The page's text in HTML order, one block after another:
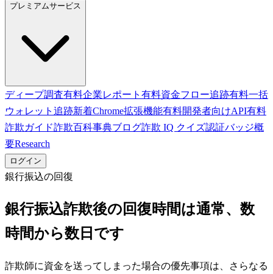
プレミアムサービス
ディープ調査有料企業レポート 有料資金フロー追跡有料一括
ウォレット追跡新着Chrome拡張機能有料開発者向けAPI有料
詐欺ガイド詐欺百科事典ブログ詐欺 IQ クイズ認証バッジ概
要Research
ログイン
銀行振込の回復
銀行振込詐欺後の回復時間は通常、数
時間から数日です
詐欺師に資金を送ってしまった場合の優先事項は、さらなる